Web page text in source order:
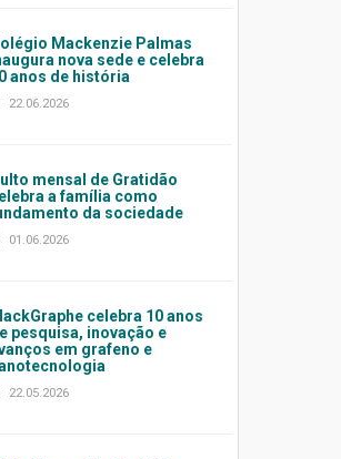
Mackenzie Palmas
nova sede e celebra
anos de história
22.06.2026
mensal de Gratidão
a família como
da sociedade
01.06.2026
celebra 10 anos
pesquisa, inovação e
em grafeno e
22.05.2026